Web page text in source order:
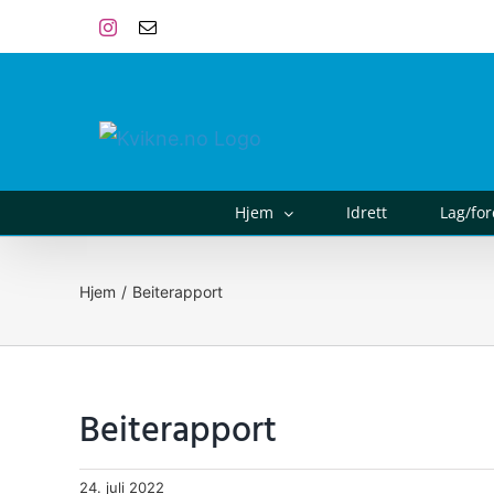
to
Instagram
E-
Hjem Idrett Lag/
Hjem Beiterapport
Beiterapport
24. juli 2022